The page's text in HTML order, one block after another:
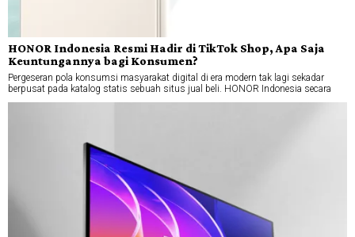
HONOR Indonesia Resmi Hadir di TikTok Shop, Apa Saja
Keuntungannya bagi Konsumen?
Pergeseran pola konsumsi masyarakat digital di era modern tak lagi sekadar
berpusat pada katalog statis sebuah situs jual beli. HONOR Indonesia secara